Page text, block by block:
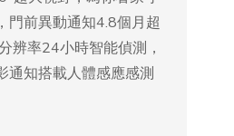
門前異動通知4.8個月超
辨率24小時智能偵測，
通知搭載人體感應感測